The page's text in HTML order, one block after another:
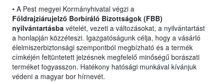
• A Pest megyei Kormányhivatal végzi a
Földrajziárujelző Borbíráló Bizottságok (FBB)
nyilvántartásba vételét, vezeti a változásokat, a nyilvántartást
a honlapján közzéteszi. Igazgatóságunk célja, hogy a vásárló
élelmiszerbiztonsági szempontból megbízható és a termék
címkéjén feltüntetett jelzésnek megfelelő minőségű borászati
terméket fogyasszon. Hatékony hatósági munkával kívánjuk
védeni a magyar bor hírnevét.